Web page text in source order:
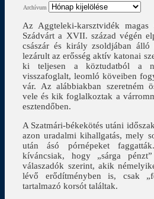
Archívum
Az Aggteleki-karsztvidék magas
Szádvárt a XVII. század végén
császár és király zsoldjában álló
lezárult az erősség aktív katonai
ki teljesen a köztudatból a
visszafoglalt, leomló köveiben
vár. Az alábbiakban szeretném
vele és kik foglalkoztak a
esztendőben.
A Szatmári-békekötés utáni
azon uradalmi kihallgatás, mely
után ásó pórnépeket
kíváncsiak, hogy „sárga
válaszadók szerint, akik
lévő erődítményben is, csak
tartalmazó korsót találtak.